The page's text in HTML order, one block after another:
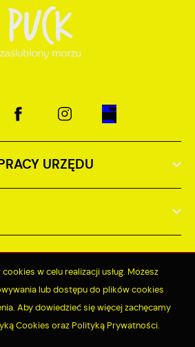
URZĘDU
Online: 383
w celu realizacji usług. Możesz
lub dostępu do plików cookies
Aby dowiedzieć się więcej zachęcamy
Cookies oraz Polityką Prywatności.